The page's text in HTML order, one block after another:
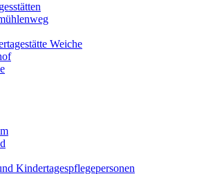
Weiche
Kindertagespflegepersonen